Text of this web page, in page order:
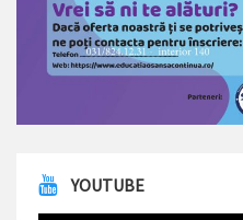
YOUTUBE